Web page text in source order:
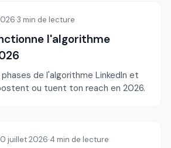
·3 min de lecture
l'algorithme
de l'algorithme LinkedIn et
ou tuent ton reach en 2026.
juillet 2026·4 min de lecture